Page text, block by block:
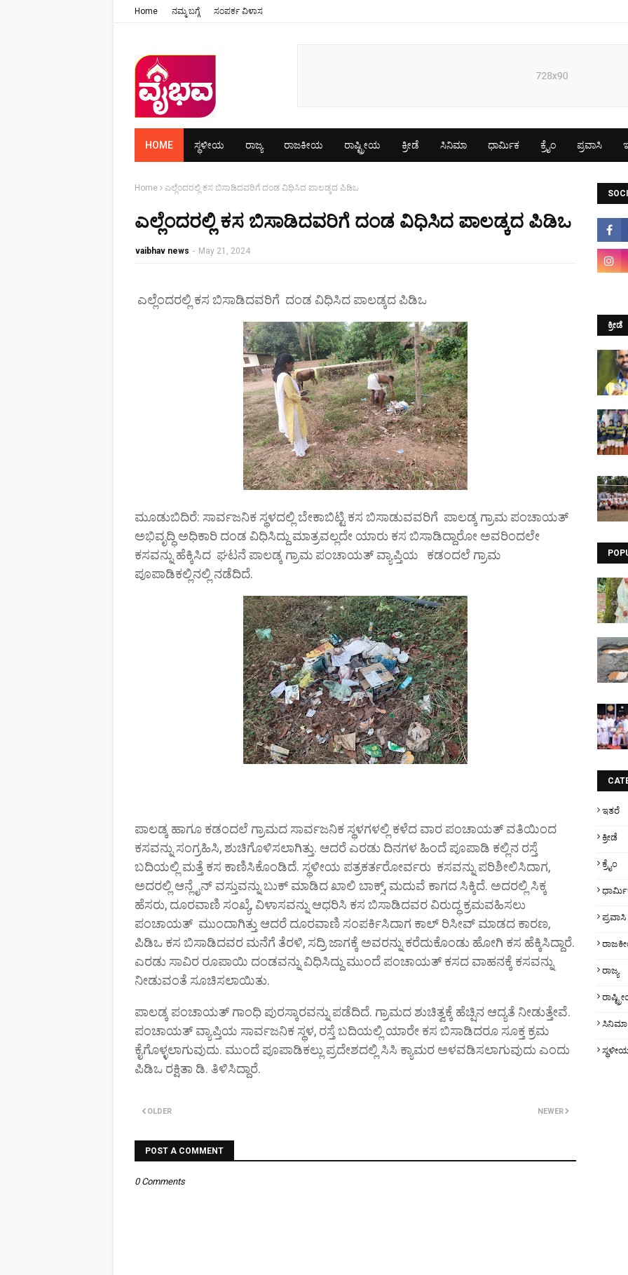
Home ನಮ್ಮ ಬಗ್ಗೆ ಸಂಪರ್ಕ ವಿಳಾಸ
HOME ಸ್ಥಳೀಯ ರಾಜ್ಯ ರಾಜಕೀಯ ರಾಷ್ಟ್ರೀಯ ಕ್ರೀಡೆ ಸಿನಿಮಾ ಧಾರ್ಮಿಕ ಕ್ರೈಂ ಪ್ರವಾಸಿ
Home ಎಲ್ಲೆಂದರಲ್ಲಿ ಕಸ ಬಿಸಾಡಿದವರಿಗೆ ದಂಡ ವಿಧಿಸಿದ ಪಾಲಡ್ಕದ ಪಿಡಿಒ
ಎಲ್ಲೆಂದರಲ್ಲಿ ಕಸ ಬಿಸಾಡಿದವರಿಗೆ ದಂಡ ವಿಧಿಸಿದ ಪಾಲಡ್ಕದ ಪಿಡಿಒ
vaibhav news - May 21, 2024
ಎಲ್ಲೆಂದರಲ್ಲಿ ಕಸ ಬಿಸಾಡಿದವರಿಗೆ ದಂಡ ವಿಧಿಸಿದ ಪಾಲಡ್ಕದ ಪಿಡಿಒ
ಮೂಡುಬಿದಿರೆ: ಸಾರ್ವಜನಿಕ ಸ್ಥಳದಲ್ಲಿ ಬೇಕಾಬಿಟ್ಟಿ ಕಸ ಬಿಸಾಡುವವರಿಗೆ ಪಾಲಡ್ಕ ಗ್ರಾಮ ಪಂಚಾಯತ್
ಅಭಿವೃದ್ಧಿ ಅಧಿಕಾರಿ ದಂಡ ವಿಧಿಸಿದ್ದು ಮಾತ್ರವಲ್ಲದೇ ಯಾರು ಕಸ ಬಿಸಾಡಿದ್ದಾರೋ ಅವರಿಂದಲೇ
ಕಸವನ್ನು ಹೆಕ್ಕಿಸಿದ ಘಟನೆ ಪಾಲಡ್ಕ ಗ್ರಾಮ ಪಂಚಾಯತ್ ವ್ಯಾಪ್ತಿಯ ಕಡಂದಲೆ ಗ್ರಾಮ
ಪೂಪಾಡಿಕಲ್ಲಿನಲ್ಲಿ ನಡೆದಿದೆ.
ಪಾಲಡ್ಕ ಹಾಗೂ ಕಡಂದಲೆ ಗ್ರಾಮದ ಸಾರ್ವಜನಿಕ ಸ್ಥಳಗಳಲ್ಲಿ ಕಳೆದ ವಾರ ಪಂಚಾಯತ್ ವತಿಯಿಂದ
ಕಸವನ್ನು ಸಂಗ್ರಹಿಸಿ, ಶುಚಿಗೊಳಿಸಲಾಗಿತ್ತು. ಆದರೆ ಎರಡು ದಿನಗಳ ಹಿಂದೆ ಪೂಪಾಡಿ ಕಲ್ಲಿನ ರಸ್ತೆ
ಬದಿಯಲ್ಲಿ ಮತ್ತೆ ಕಸ ಕಾಣಿಸಿಕೊಂಡಿದೆ. ಸ್ಥಳೀಯ ಪತ್ರಕರ್ತರೋರ್ವರು ಕಸವನ್ನು ಪರಿಶೀಲಿಸಿದಾಗ,
ಅದರಲ್ಲಿ ಆನ್ಲೈನ್ ವಸ್ತುವನ್ನು ಬುಕ್ ಮಾಡಿದ ಖಾಲಿ ಬಾಕ್ಸ್, ಮದುವೆ ಕಾಗದ ಸಿಕ್ಕಿದೆ. ಅದರಲ್ಲಿ ಸಿಕ್ಕ
ಹೆಸರು, ದೂರವಾಣಿ ಸಂಖ್ಯೆ, ವಿಳಾಸವನ್ನು ಆಧರಿಸಿ ಕಸ ಬಿಸಾಡಿದವರ ವಿರುದ್ಧ ಕ್ರಮವಹಿಸಲು
ಪಂಚಾಯತ್ ಮುಂದಾಗಿತ್ತು ಆದರೆ ದೂರವಾಣಿ ಸಂಪರ್ಕಿಸಿದಾಗ ಕಾಲ್ ರಿಸೀವ್ ಮಾಡದ ಕಾರಣ,
ಪಿಡಿಒ ಕಸ ಬಿಸಾಡಿದವರ ಮನೆಗೆ ತೆರಳಿ, ಸದ್ರಿ ಜಾಗಕ್ಕೆ ಅವರನ್ನು ಕರೆದುಕೊಂಡು ಹೋಗಿ ಕಸ ಹೆಕ್ಕಿಸಿದ್ದಾರೆ.
ಎರಡು ಸಾವಿರ ರೂಪಾಯಿ ದಂಡವನ್ನು ವಿಧಿಸಿದ್ದು ಮುಂದೆ ಪಂಚಾಯತ್ ಕಸದ ವಾಹನಕ್ಕೆ ಕಸವನ್ನು
ನೀಡುವಂತೆ ಸೂಚಿಸಲಾಯಿತು.
ಪಾಲಡ್ಕ ಪಂಚಾಯತ್ ಗಾಂಧಿ ಪುರಸ್ಕಾರವನ್ನು ಪಡೆದಿದೆ. ಗ್ರಾಮದ ಶುಚಿತ್ವಕ್ಕೆ ಹೆಚ್ಷಿನ ಆದ್ಯತೆ ನೀಡುತ್ತೇವೆ.
ಪಂಚಾಯತ್ ವ್ಯಾಪ್ತಿಯ ಸಾರ್ವಜನಿಕ ಸ್ಥಳ, ರಸ್ತೆ ಬದಿಯಲ್ಲಿ ಯಾರೇ ಕಸ ಬಿಸಾಡಿದರೂ ಸೂಕ್ತ ಕ್ರಮ
ಕೈಗೊಳ್ಳಲಾಗುವುದು. ಮುಂದೆ ಪೂಪಾಡಿಕಲ್ಲು ಪ್ರದೇಶದಲ್ಲಿ ಸಿಸಿ ಕ್ಯಾಮರ ಅಳವಡಿಸಲಾಗುವುದು ಎಂದು
ಪಿಡಿಒ ರಕ್ಷಿತಾ ಡಿ. ತಿಳಿಸಿದ್ದಾರೆ.
NEWER
OLDER
POST A COMMENT
0 Comments
ಕ್ರೀಡೆ
ಇತರೆ
ಕ್ರೀಡೆ
ಕ್ರೈಂ
ಪ್ರವಾಸಿ
ರಾಜ್ಯ
ಸಿನಿಮಾ